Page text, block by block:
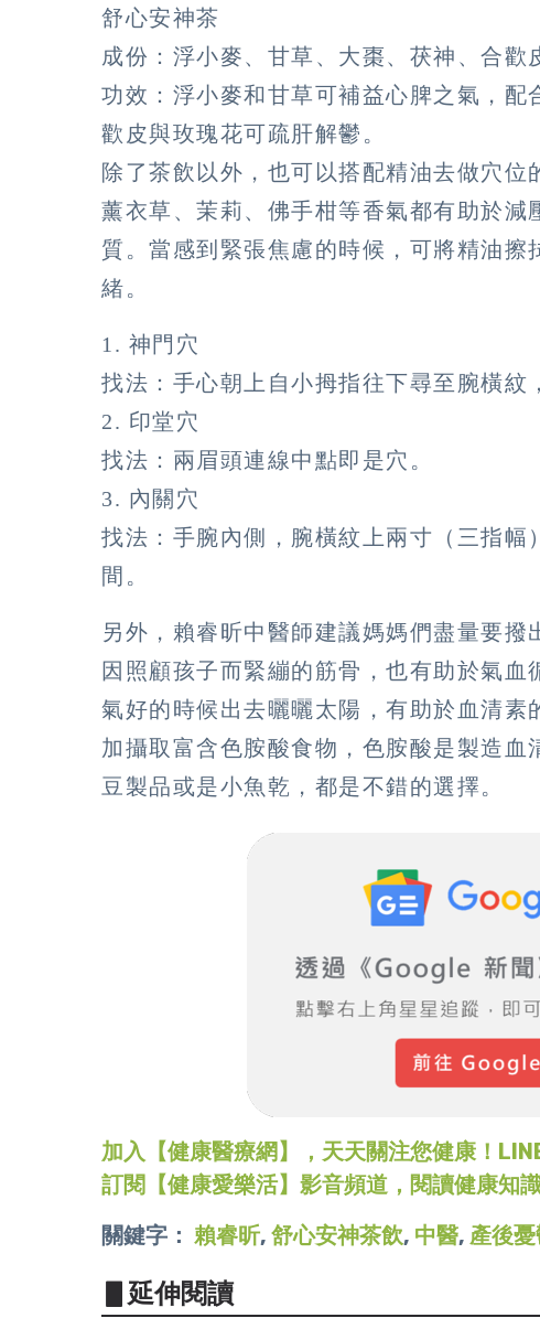
舒心安神茶
成份：浮小麥、甘草、大棗、茯神、合歡
功效：浮小麥和甘草可補益心脾之氣，
歡皮與玫瑰花可疏肝解鬱。
除了茶飲以外，也可以搭配精油去做穴
薰衣草、茉莉、佛手柑等香氣都有助於減
質。當感到緊張焦慮的時候，可將精油
緒。
1. 神門穴
找法：手心朝上自小拇指往下尋至腕橫紋
2. 印堂穴
找法：兩眉頭連線中點即是穴。
3. 內關穴
找法：手腕內側，腕橫紋上兩寸（三指幅
間。
另外，賴睿昕中醫師建議媽媽們盡量要
因照顧孩子而緊繃的筋骨，也有助於氣
氣好的時候出去曬曬太陽，有助於血清素
加攝取富含色胺酸食物，色胺酸是製造血
豆製品或是小魚乾，都是不錯的選擇。
加入【健康醫療網】，天天關注您健康！
訂閱【健康愛樂活】影音頻道，閱讀健康知
關鍵字： 賴睿昕, 舒心安神茶飲, 中醫, 產後
▋延伸閱讀